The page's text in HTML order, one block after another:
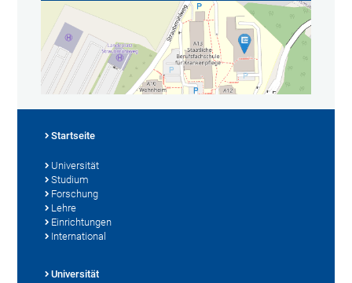
Startseite
Universität
Studium
Forschung
Lehre
Einrichtungen
International
Universität